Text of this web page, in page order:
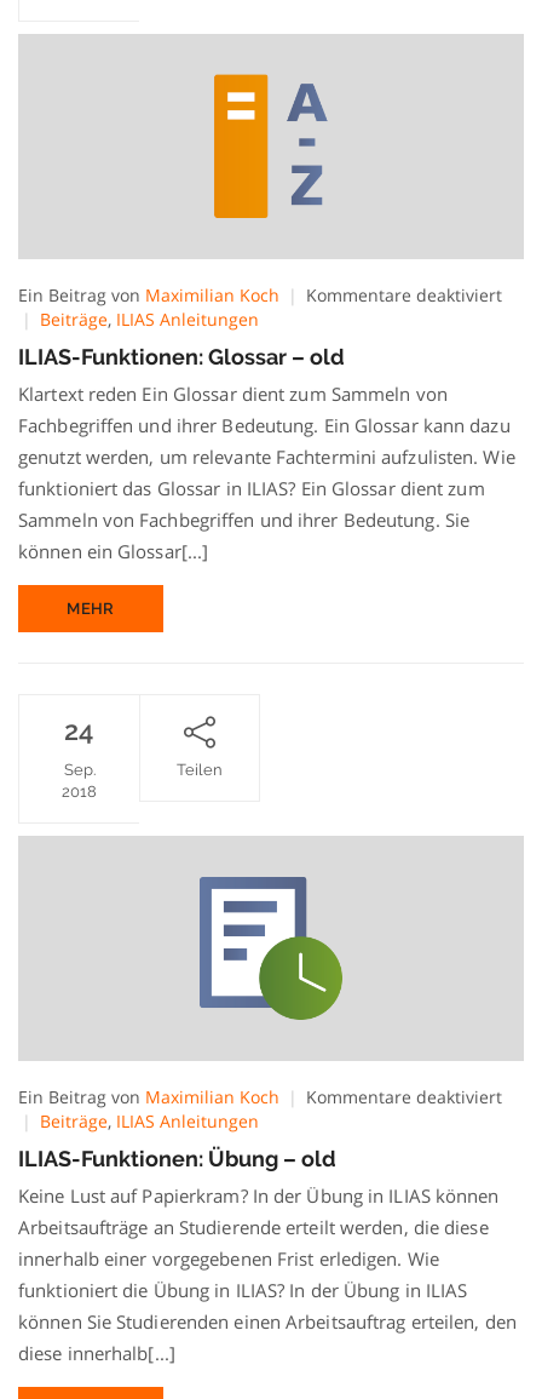
Ein Beitrag von Maximilian Koch Kommentare deaktiviertfür
Beiträge, ILIAS Anleitungen
ILIAS-Funktionen: Glossar – old
Klartext reden Ein Glossar dient zum Sammeln von
Fachbegriffen und ihrer Bedeutung. Ein Glossar kann dazu
genutzt werden, um relevante Fachtermini aufzulisten. Wie
funktioniert das Glossar in ILIAS? Ein Glossar dient zum
Sammeln von Fachbegriffen und ihrer Bedeutung. Sie
können ein Glossar[...]
MEHR
24
Sep.
2018
Teilen
Ein Beitrag von Maximilian Koch Kommentare deaktiviertfür
Beiträge, ILIAS Anleitungen
ILIAS-Funktionen: Übung – old
Keine Lust auf Papierkram? In der Übung in ILIAS können
Arbeitsaufträge an Studierende erteilt werden, die diese
innerhalb einer vorgegebenen Frist erledigen. Wie
funktioniert die Übung in ILIAS? In der Übung in ILIAS
können Sie Studierenden einen Arbeitsauftrag erteilen, den
diese innerhalb[...]